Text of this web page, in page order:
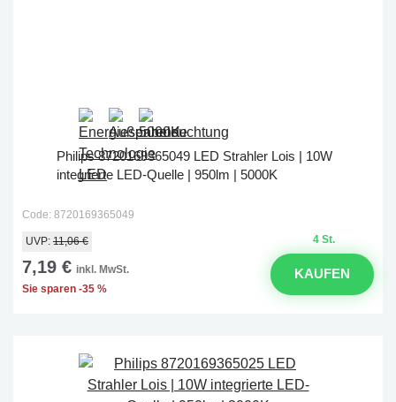
Philips 8720169365049 LED Strahler Lois | 10W
integrierte LED-Quelle | 950lm | 5000K
Code: 8720169365049
4 St.
UVP: 11,06 €
7,19 € inkl. MwSt.
Sie sparen -35 %
KAUFEN